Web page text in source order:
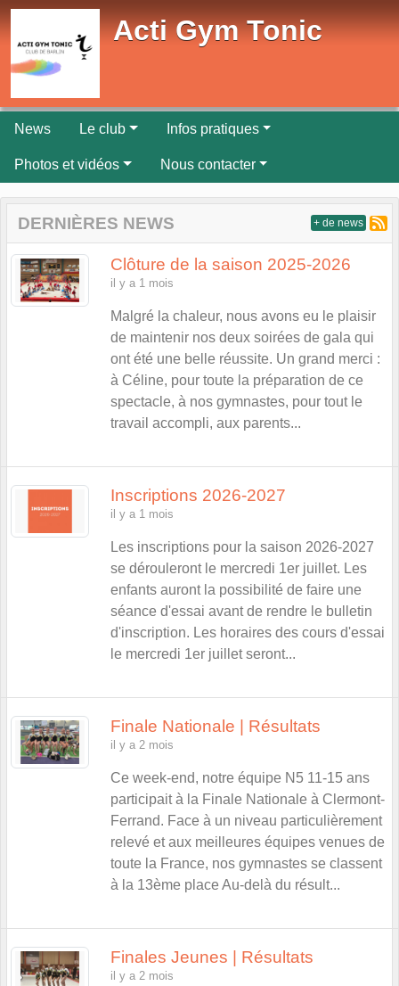
Acti Gym Tonic
News Le club Infos pratiques
Photos et vidéos Nous contacter
DERNIÈRES NEWS
Clôture de la saison 2025-2026
il y a 1 mois
Malgré la chaleur, nous avons eu le plaisir
de maintenir nos deux soirées de gala qui
ont été une belle réussite. Un grand merci :
à Céline, pour toute la préparation de ce
spectacle, à nos gymnastes, pour tout le
travail accompli, aux parents...
Inscriptions 2026-2027
il y a 1 mois
Les inscriptions pour la saison 2026-2027
se dérouleront le mercredi 1er juillet. Les
enfants auront la possibilité de faire une
séance d'essai avant de rendre le bulletin
d'inscription. Les horaires des cours d'essai
le mercredi 1er juillet seront...
Finale Nationale | Résultats
il y a 2 mois
Ce week-end, notre équipe N5 11-15 ans
participait à la Finale Nationale à Clermont-
Ferrand. Face à un niveau particulièrement
relevé et aux meilleures équipes venues de
toute la France, nos gymnastes se classent
à la 13ème place Au-delà du résult...
Finales Jeunes | Résultats
il y a 2 mois
+ de news
Panneau de gestion des cookies